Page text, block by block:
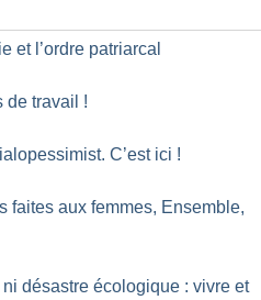
et l’ordre patriarcal
de travail !
C’est ici !
faites aux femmes, Ensemble,
désastre écologique : vivre et